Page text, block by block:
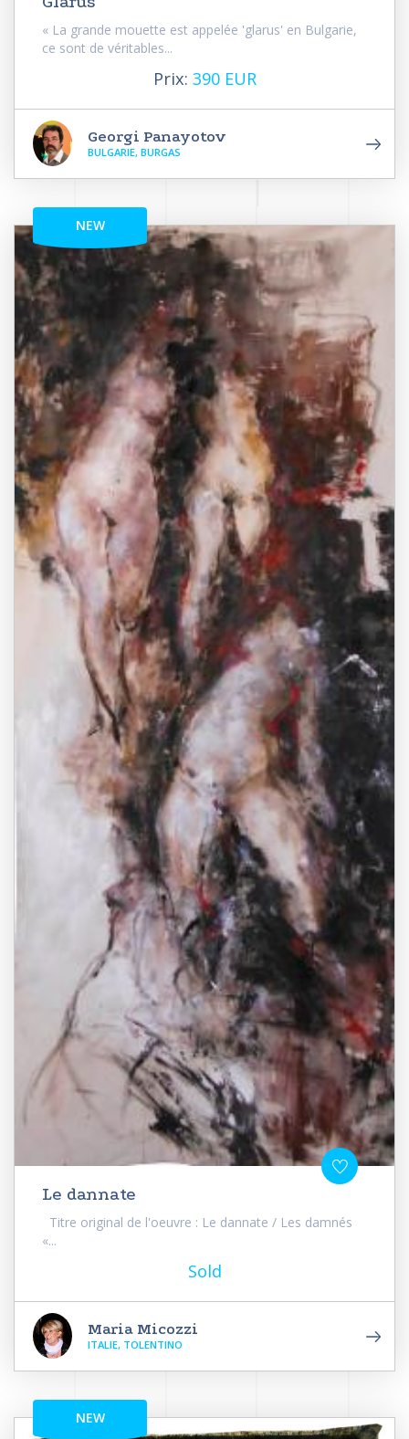
« La grande mouette est appelée 'glarus' en Bulgarie,
ce sont de véritables...
Prix: 390 EUR
Georgi Panayotov
BULGARIE, BURGAS
NEW
Le dannate
Titre original de l'oeuvre : Le dannate / Les damnés
«...
Sold
Maria Micozzi
ITALIE, TOLENTINO
NEW